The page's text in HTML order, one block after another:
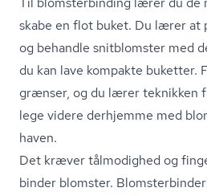
skabe en flot buket. Du lærer at
og behandle snitblomster med
du kan lave kompakte buketter.
grænser, og du lærer teknikken
lege videre derhjemme med
haven.
Det kræver tålmodighed og
binder blomster.